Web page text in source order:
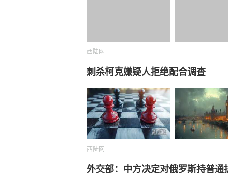
西陆网
刺杀柯克嫌疑人拒绝配合调查
西陆网
外交部：中方决定对俄罗斯持普通